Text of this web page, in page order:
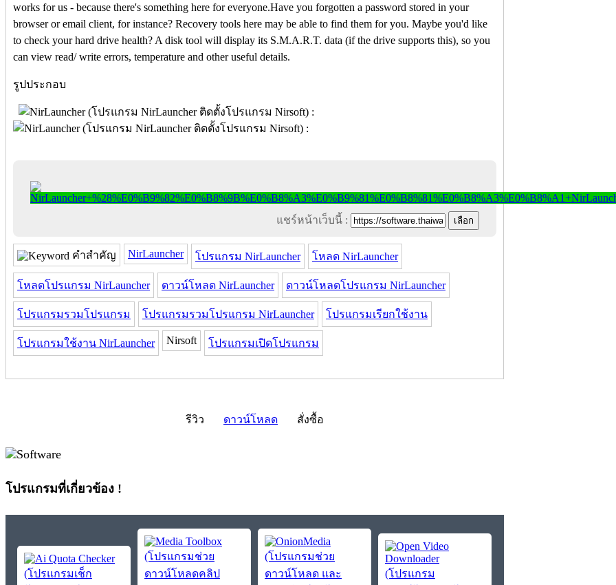
works for us - because there's something here for everyone.Have you forgotten a password stored in your
browser or email client, for instance? Recovery tools here may be able to find them for you. Maybe you'd like
to check your hard drive health? A disk tool will display its S.M.A.R.T. data (if the drive supports this), so you
can view read/ write errors, temperature and other useful details.
รูปประกอบ
แชร์หน้าเว็บนี้ :
คำสำคัญ NirLauncher โปรแกรม NirLauncher โหลด NirLauncher
โหลดโปรแกรม NirLauncher ดาวน์โหลด NirLauncher ดาวน์โหลดโปรแกรม NirLauncher
โปรแกรมรวมโปรแกรม โปรแกรมรวมโปรแกรม NirLauncher โปรแกรมเรียกใช้งาน
โปรแกรมใช้งาน NirLauncher Nirsoft โปรแกรมเปิดโปรแกรม
รีวิว ดาวน์โหลด สั่งซื้อ
โปรแกรมที่เกี่ยวข้อง !